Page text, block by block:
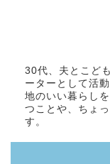
30代、夫とこど
ーターとして活
地のいい暮らし
つことや、ちょ
す。